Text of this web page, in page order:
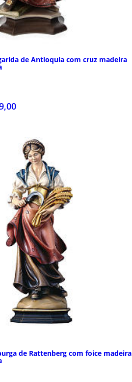
de Antioquia com cruz madeira
de Rattenberg com foice madeira